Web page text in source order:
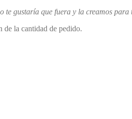
te gustaría que fuera y la creamos para
la cantidad de pedido.